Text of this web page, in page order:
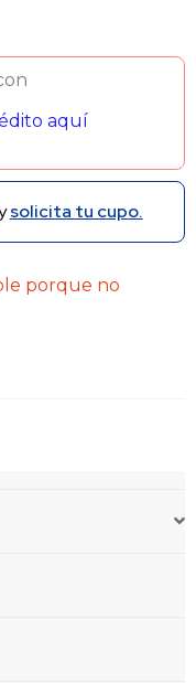
aquí
solicita tu cupo.
porque no